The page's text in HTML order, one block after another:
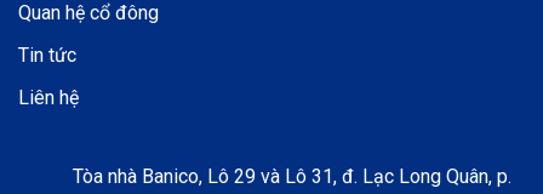
Quan hệ cổ đông
Tin tức
Liên hệ
Tòa nhà Banico, Lô 29 và Lô 31, đ. Lạc Long Quân, p.